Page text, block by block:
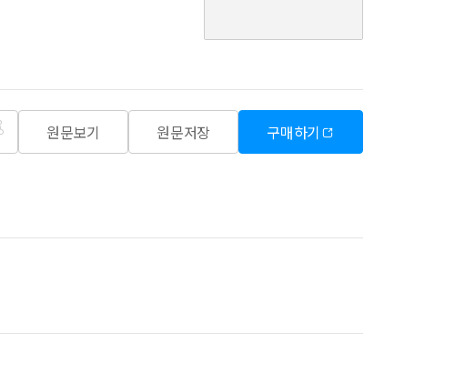
원문보기 원문저장 구매하기